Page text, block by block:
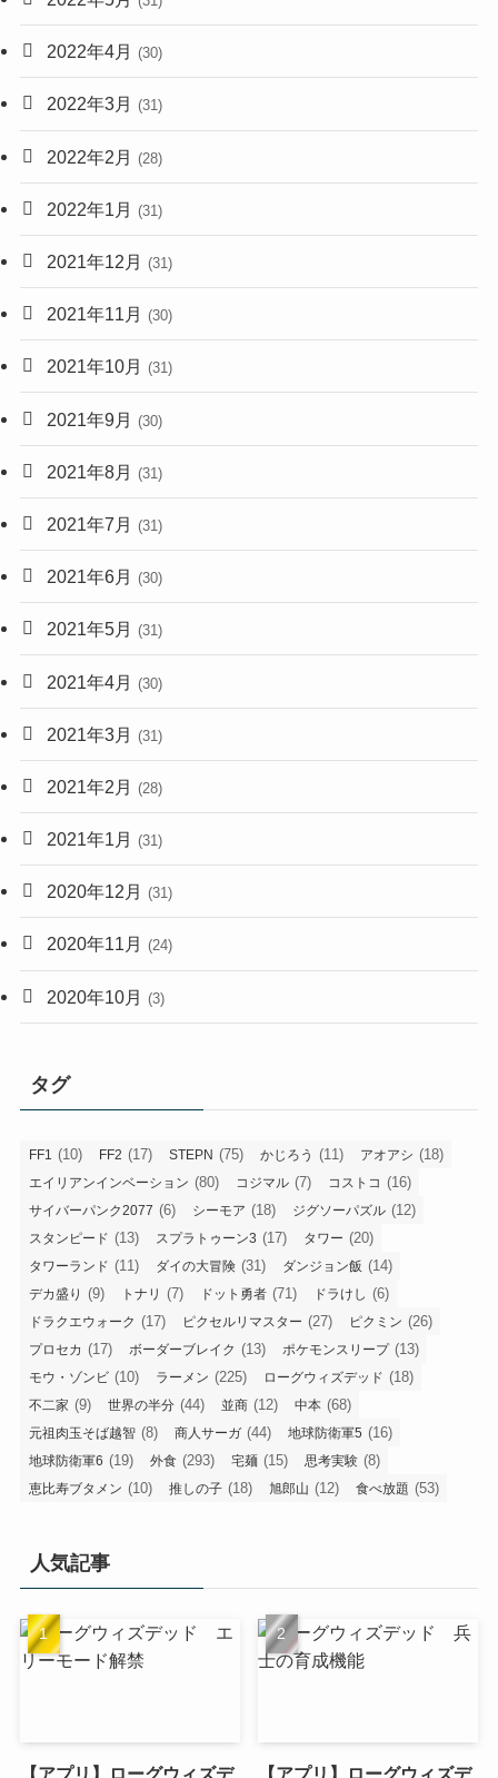
2022年4月 (30)
2022年3月 (31)
2022年2月 (28)
2022年1月 (31)
2021年12月 (31)
2021年11月 (30)
2021年10月 (31)
2021年9月 (30)
2021年8月 (31)
2021年7月 (31)
2021年6月 (30)
2021年5月 (31)
2021年4月 (30)
2021年3月 (31)
2021年2月 (28)
2021年1月 (31)
2020年12月 (31)
2020年11月 (24)
2020年10月 (3)
タグ
FF1 (10) FF2 (17) STEPN (75) かじろう (11) アオアシ (18)
エイリアンインベーション (80) コジマル (7) コストコ (16)
サイバーパンク2077 (6) シーモア (18) ジグソーパズル (12)
スタンピード (13) スプラトゥーン3 (17) タワー (20)
タワーランド (11) ダイの大冒険 (31) ダンジョン飯 (14)
デカ盛り (9) トナリ (7) ドット勇者 (71) ドラけし (6)
ドラクエウォーク (17) ピクセルリマスター (27) ピクミン (26)
プロセカ (17) ボーダーブレイク (13) ポケモンスリープ(13)
モウ・ゾンビ (10) ラーメン (225) ローグウィズデッド (18)
不二家 (9) 世界の半分 (44) 並商 (12) 中本 (68)
元祖肉玉そば越智 (8) 商人サーガ (44) 地球防衛軍5 (16)
地球防衛軍6 (19) 外食 (293) 宅麺 (15) 思考実験 (8)
恵比寿ブタメン (10) 推しの子 (18) 旭郎山 (12) 食べ放題 (53)
人気記事
【アプリ】ローグウィズデ 【アプリ】ローグウィズデ